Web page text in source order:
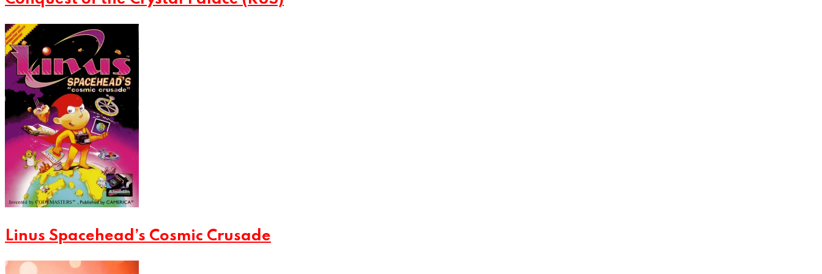
Linus Spacehead’s Cosmic Crusade